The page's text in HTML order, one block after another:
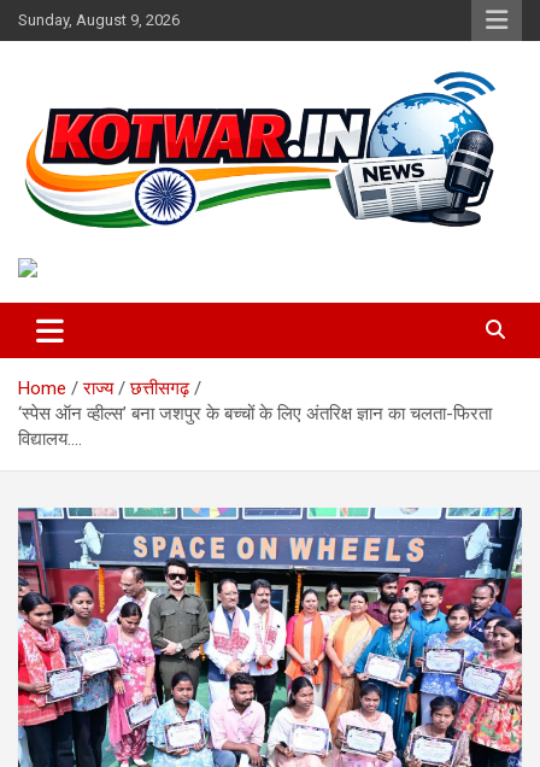
Skip
to
Sunday, August 9, 2026
kotwar.in
Home राज्य
छत्तीसगढ़
‘स्पेस ऑन व्हील्स’ बना जशपुर के बच्चों के लिए अंतरिक्ष ज्ञान का चलता-फिरता
विद्यालय….